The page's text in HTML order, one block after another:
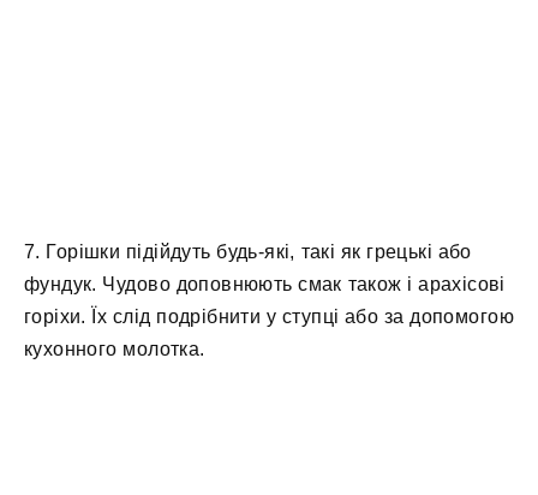
7. Горішки підійдуть будь-які, такі як грецькі або
фундук. Чудово доповнюють смак також і арахісові
горіхи. Їх слід подрібнити у ступці або за допомогою
кухонного молотка.